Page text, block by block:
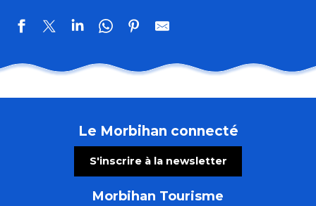
Les Vendredis Dañs Alre
El Locutorio itinerante - Chanson franco-latine
Atelier créatif avec Cécile White - Empreinte
La Côte Sauvage : un paysage et une biodiversité à
Le Morbihan connecté
S'inscrire à la newsletter
Morbihan Tourisme